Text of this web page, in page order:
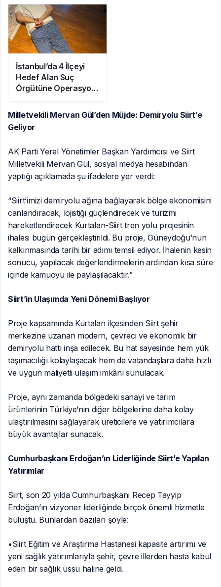
İstanbul’da 4 İlçeyi
Hedef Alan Suç
Örgütüne Operasyon:
7 Gözaltı
Milletvekili Mervan Gül’den Müjde: Demiryolu Siirt’e
Geliyor
AK Parti Yerel Yönetimler Başkan Yardımcısı ve Siirt
Milletvekili Mervan Gül, sosyal medya hesabından
yaptığı açıklamada şu ifadelere yer verdi:
“Siirt’imizi demiryolu ağına bağlayarak bölge ekonomisini
canlandıracak, lojistiği güçlendirecek ve turizmi
hareketlendirecek Kurtalan-Siirt tren yolu projesinin
ihalesi bugün gerçekleştirildi. Bu proje, Güneydoğu’nun
kalkınmasında tarihi bir adımı temsil ediyor. İhalenin kesin
sonucu, yapılacak değerlendirmelerin ardından kısa süre
içinde kamuoyu ile paylaşılacaktır.”
Siirt’in Ulaşımda Yeni Dönemi Başlıyor
Proje kapsamında Kurtalan ilçesinden Siirt şehir
merkezine uzanan modern, çevreci ve ekonomik bir
demiryolu hattı inşa edilecek. Bu hat sayesinde hem yük
taşımacılığı kolaylaşacak hem de vatandaşlara daha hızlı
ve uygun maliyetli ulaşım imkânı sunulacak.
Proje, aynı zamanda bölgedeki sanayi ve tarım
ürünlerinin Türkiye’nin diğer bölgelerine daha kolay
ulaştırılmasını sağlayarak üreticilere ve yatırımcılara
büyük avantajlar sunacak.
Cumhurbaşkanı Erdoğan’ın Liderliğinde Siirt’e Yapılan
Yatırımlar
Siirt, son 20 yılda Cumhurbaşkanı Recep Tayyip
Erdoğan’ın vizyoner liderliğinde birçok önemli hizmetle
buluştu. Bunlardan bazıları şöyle:
•Siirt Eğitim ve Araştırma Hastanesi kapasite artırımı ve
yeni sağlık yatırımlarıyla şehir, çevre illerden hasta kabul
eden bir sağlık üssü haline geldi.